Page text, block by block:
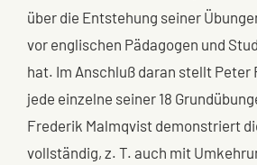
über die Entstehung seiner
vor englischen Pädagogen und
hat. Im Anschluß daran stellt Peter
jede einzelne seiner 18
Frederik Malmqvist demonstriert
vollständig, z. T. auch mit